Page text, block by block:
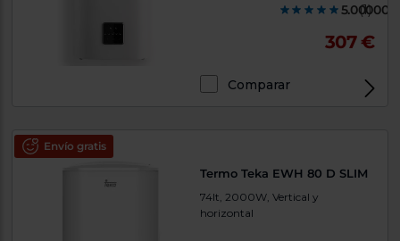
(1)
307 €
Comparar
Envío gratis
Termo Teka EWH 80 D SLIM
74lt, 2000W, Vertical y
horizontal